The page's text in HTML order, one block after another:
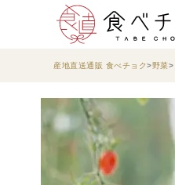
産地直送通販 食べチョク 野菜